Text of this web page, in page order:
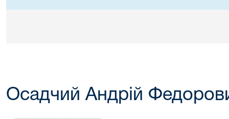
Осадчий Андрій